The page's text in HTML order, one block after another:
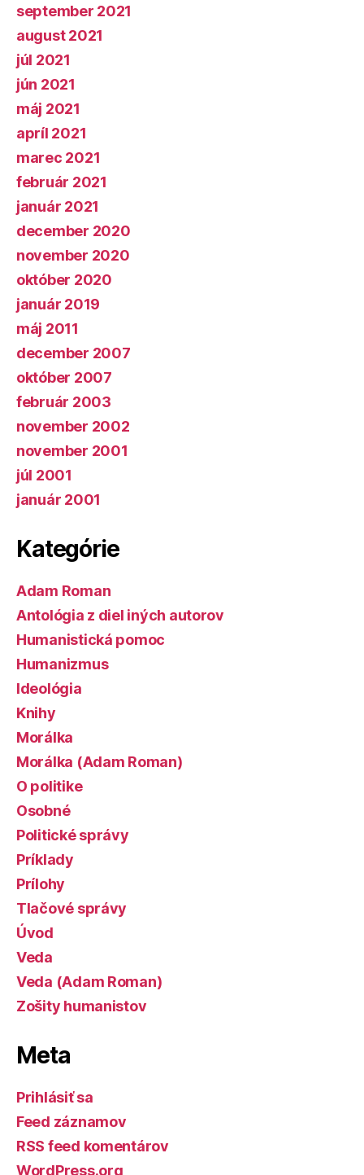
september 2021
august 2021
júl 2021
jún 2021
máj 2021
apríl 2021
marec 2021
február 2021
január 2021
december 2020
november 2020
október 2020
január 2019
máj 2011
december 2007
október 2007
február 2003
november 2002
november 2001
júl 2001
január 2001
Kategórie
Adam Roman
Antológia z diel iných autorov
Humanistická pomoc
Humanizmus
Ideológia
Knihy
Morálka
Morálka (Adam Roman)
O politike
Osobné
Politické správy
Príklady
Prílohy
Tlačové správy
Úvod
Veda
Veda (Adam Roman)
Zošity humanistov
Meta
Prihlásiť sa
Feed záznamov
RSS feed komentárov
WordPress.org